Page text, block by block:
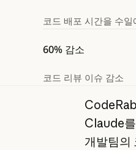
코드 배포 시간을 수
60% 감소
코드 리뷰 이슈 감소
Claude
개발팀의